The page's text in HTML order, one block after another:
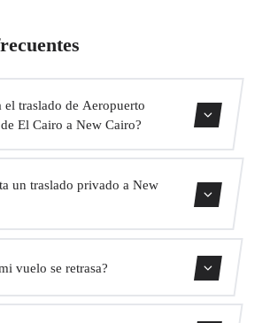
el traslado de Aeropuerto
El Cairo a New Cairo?
un traslado privado a New
de reserva para obtener un precio
cargos ocultos.
vuelo se retrasa?